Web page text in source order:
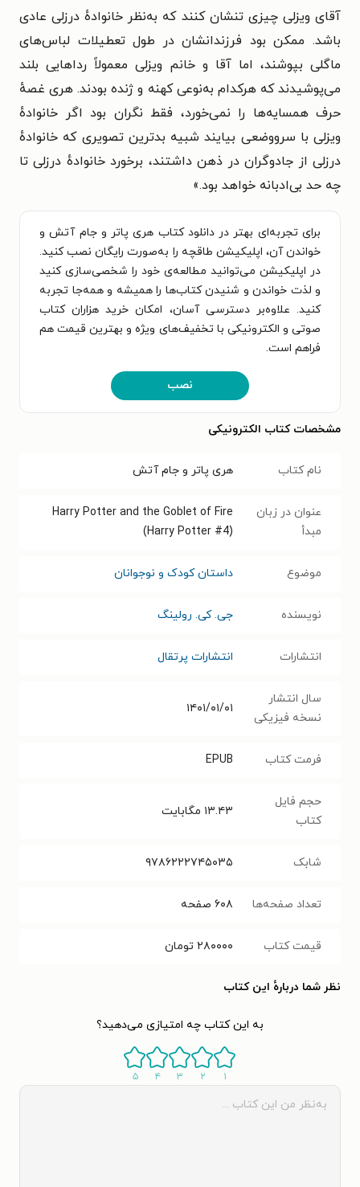
آقای ویزلی چیزی تنشان کنند که به‌نظر خانوادهٔ درزلی عادی
باشد. ممکن بود فرزندانشان در طول تعطیلات لباس‌های
ماگلی بپوشند، اما آقا و خانم ویزلی معمولاً رداهایی بلند
می‌پوشیدند که هرکدام به‌نوعی کهنه و ژنده بودند. هری غصهٔ
حرف همسایه‌ها را نمی‌خورد، فقط نگران بود اگر خانوادهٔ
ویزلی با سرووضعی بیایند شبیه بدترین تصویری که خانوادهٔ
درزلی از جادوگران در ذهن داشتند، برخورد خانوادهٔ درزلی تا
چه حد بی‌ادبانه خواهد بود.»
برای تجربه‌ای بهتر در دانلود کتاب هری پاتر و جام آتش و
خواندن آن، اپلیکیشن طاقچه را به‌صورت رایگان نصب کنید.
در اپلیکیشن می‌توانید مطالعه‌ی خود را شخصی‌سازی کنید
و لذت خواندن و شنیدن کتاب‌ها را همیشه و همه‌جا تجربه
کنید. علاوه‌بر دسترسی آسان، امکان خرید هزاران کتاب
صوتی و الکترونیکی با تخفیف‌های ویژه و بهترین قیمت هم
فراهم است.
نصب
مشخصات کتاب الکترونیکی
نام کتاب هری پاتر و جام آتش
عنوان در زبان
مبدأ
Harry Potter and the Goblet of Fire
(Harry Potter #4)
موضوع داستان کودک و نوجوانان
نویسنده جی. کی. رولینگ
انتشارات انتشارات پرتقال
سال انتشار
نسخه فیزیکی
۱۴۰۱/۰۱/۰۱
فرمت کتاب EPUB
حجم فایل
کتاب
۱۳.۴۳ مگابایت
شابک ۹۷۸۶۲۲۲۷۴۵۰۳۵
تعداد صفحه‌ها ۶۰۸ صفحه
قیمت کتاب ۲۸۰۰۰۰ تومان
نظر شما دربارهٔ این کتاب
به این کتاب چه امتیازی می‌دهید؟
۱ ۲ ۳ ۴ ۵